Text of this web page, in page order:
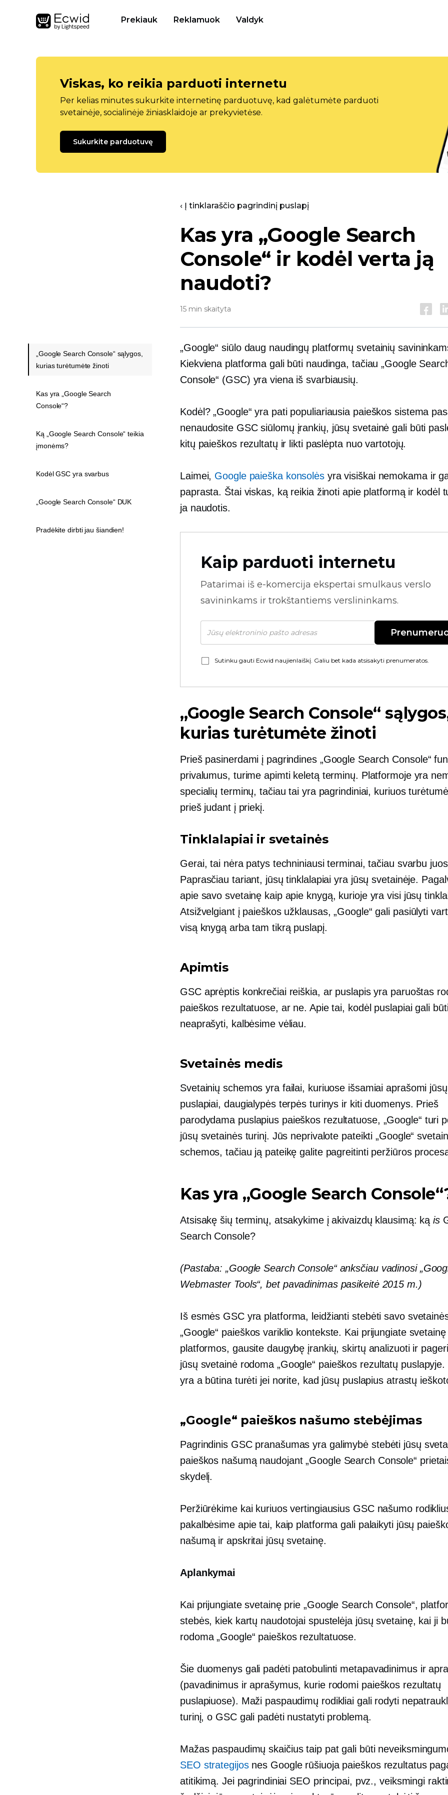
Prekiauk Reklamuok Valdyk
Viskas, ko reikia parduoti internetu
Per kelias minutes sukurkite internetinę parduotuvę, kad galėtumėte parduoti
svetainėje, socialinėje žiniasklaidoje ar prekyvietėse.
Sukurkite parduotuvę
‹ Į tinklaraščio pagrindinį puslapį
Kas yra „Google Search
Console“ ir kodėl verta ją
naudoti?
15 min skaityta
„Google“ siūlo daug naudingų platformų svetainių
Kiekviena platforma gali būti naudinga, tačiau „Google
Console“ (GSC) yra viena iš svarbiausių.
Kodėl? „Google“ yra pati populiariausia paieškos sistema
nenaudosite GSC siūlomų įrankių, jūsų svetainė gali būti
kitų paieškos rezultatų ir likti paslėpta nuo vartotojų.
Laimei, Google paieška konsolėsyra visiškai nemokama ir
paprasta. Štai viskas, ką reikia žinoti apie platformą ir kodėl
ja naudotis.
Kaip parduoti internetu
Patarimai iš e-komercija ekspertai smulkaus verslo
savininkams ir trokštantiems verslininkams.
Sutinku gauti Ecwid naujienlaiškį. Galiu bet kada atsisakyti prenumeratos.
„Google Search Console“
kurias turėtumėte žinoti
Prieš pasinerdami į pagrindines „Google Search Console“
privalumus, turime apimti keletą terminų. Platformoje yra
specialių terminų, tačiau tai yra pagrindiniai, kuriuos
prieš judant į priekį.
Tinklalapiai ir svetainės
Gerai, tai nėra patys techniniausi terminai, tačiau svarbu
Paprasčiau tariant, jūsų tinklalapiai yra jūsų svetainėje.
apie savo svetainę kaip apie knygą, kurioje yra visi jūsų
Atsižvelgiant į paieškos užklausas, „Google“ gali pasiūlyti
visą knygą arba tam tikrą puslapį.
Apimtis
GSC aprėptis konkrečiai reiškia, ar puslapis yra paruoštas
paieškos rezultatuose, ar ne. Apie tai, kodėl puslapiai gali
neaprašyti, kalbėsime vėliau.
Svetainės medis
Svetainių schemos yra failai, kuriuose išsamiai aprašomi
puslapiai, daugialypės terpės turinys ir kiti duomenys. Prieš
parodydama puslapius paieškos rezultatuose, „Google“ turi
jūsų svetainės turinį. Jūs neprivalote pateikti „Google“
schemos, tačiau ją pateikę galite pagreitinti peržiūros
Kas yra „Google Search
Atsisakę šių terminų, atsakykime į akivaizdų klausimą: kąis
Search Console?
(Pastaba: „Google Search Console“ anksčiau vadinosi
Webmaster Tools“, bet pavadinimas pasikeitė 2015 m.)
Iš esmės GSC yra platforma, leidžianti stebėti savo
„Google“ paieškos variklio kontekste. Kai prijungiate
platformos, gausite daugybę įrankių, skirtų analizuoti ir
jūsų svetainė rodoma „Google“ paieškos rezultatų
yra a būtina turėti jei norite, kad jūsų puslapius atrastų
„Google“ paieškos našumo stebėjimas
Pagrindinis GSC pranašumas yra galimybė stebėti jūsų
paieškos našumą naudojant „Google Search Console“
skydelį.
Peržiūrėkime kai kuriuos vertingiausius GSC našumo
pakalbėsime apie tai, kaip platforma gali palaikyti jūsų
našumą ir apskritai jūsų svetainę.
Aplankymai
Kai prijungiate svetainę prie „Google Search Console“,
stebės, kiek kartų naudotojai spustelėja jūsų svetainę, kai ji
rodoma „Google“ paieškos rezultatuose.
Šie duomenys gali padėti patobulinti metapavadinimus ir
(pavadinimus ir aprašymus, kurie rodomi paieškos rezultatų
puslapiuose). Maži paspaudimų rodikliai gali rodyti
turinį, o GSC gali padėti nustatyti problemą.
Mažas paspaudimų skaičius taip pat gali būti
SEO strategijosnes Google rūšiuoja paieškos rezultatus
atitikimą. Jei pagrindiniai SEO principai, pvz., veiksmingi
„Google Search Console“ sąlygos,
kurias turėtumėte žinoti
Kas yra „Google Search
Console“?
Ką „Google Search Console“ teikia
įmonėms?
Kodėl GSC yra svarbus
„Google Search Console“ DUK
Pradėkite dirbti jau šiandien!